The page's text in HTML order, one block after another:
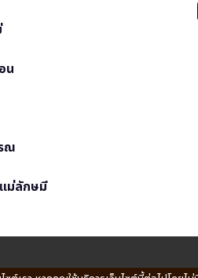
น
ณ
แม่ลักษมี